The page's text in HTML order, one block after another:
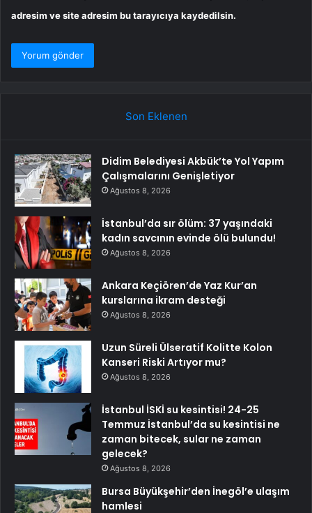
adresim ve site adresim bu tarayıcıya kaydedilsin.
Son Eklenen
Didim Belediyesi Akbük’te Yol Yapım
Çalışmalarını Genişletiyor
Ağustos 8, 2026
İstanbul’da sır ölüm: 37 yaşındaki
kadın savcının evinde ölü bulundu!
Ağustos 8, 2026
Ankara Keçiören’de Yaz Kur’an
kurslarına ikram desteği
Ağustos 8, 2026
Uzun Süreli Ülseratif Kolitte Kolon
Kanseri Riski Artıyor mu?
Ağustos 8, 2026
İstanbul İSKİ su kesintisi! 24-25
Temmuz İstanbul’da su kesintisi ne
zaman bitecek, sular ne zaman
gelecek?
Ağustos 8, 2026
Bursa Büyükşehir’den İnegöl’e ulaşım
hamlesi